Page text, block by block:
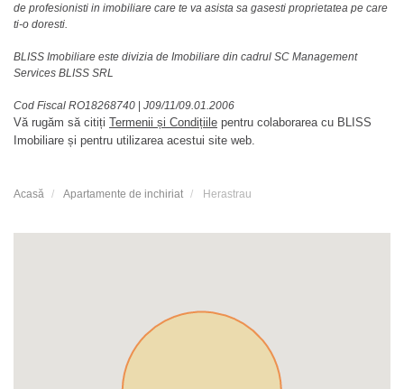
de profesionisti in imobiliare care te va asista sa gasesti proprietatea pe care
ti-o doresti.
BLISS Imobiliare este divizia de Imobiliare din cadrul SC Management
Services BLISS SRL
Cod Fiscal RO18268740 | J09/11/09.01.2006
Vă rugăm să citiți Termenii și Condițiile pentru colaborarea cu BLISS
Imobiliare și pentru utilizarea acestui site web.
Acasă Apartamente de inchiriat Herastrau